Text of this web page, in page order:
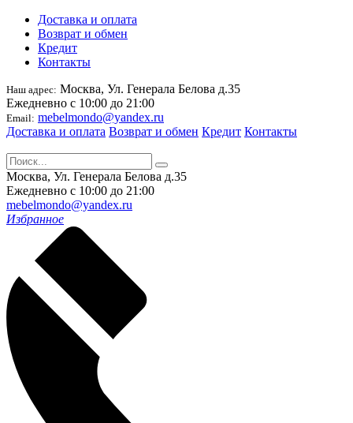
Доставка и оплата
Возврат и обмен
Кредит
Контакты
Наш адрес: Москва, Ул. Генерала Белова д.35
Ежедневно с 10:00 до 21:00
Email: mebelmondo@yandex.ru
Доставка и оплата Возврат и обмен Кредит Контакты
Москва, Ул. Генерала Белова д.35
Ежедневно с 10:00 до 21:00
mebelmondo@yandex.ru
Избранное